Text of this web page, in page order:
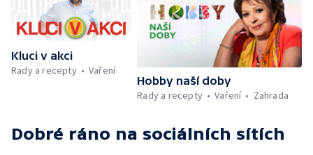
záchranářů v létě
Kluci v akci
Rady a recepty
Vaření
Hobby naší doby
Rady a recepty
Vaření Zahrada
Dobré ráno na sociálních sítích